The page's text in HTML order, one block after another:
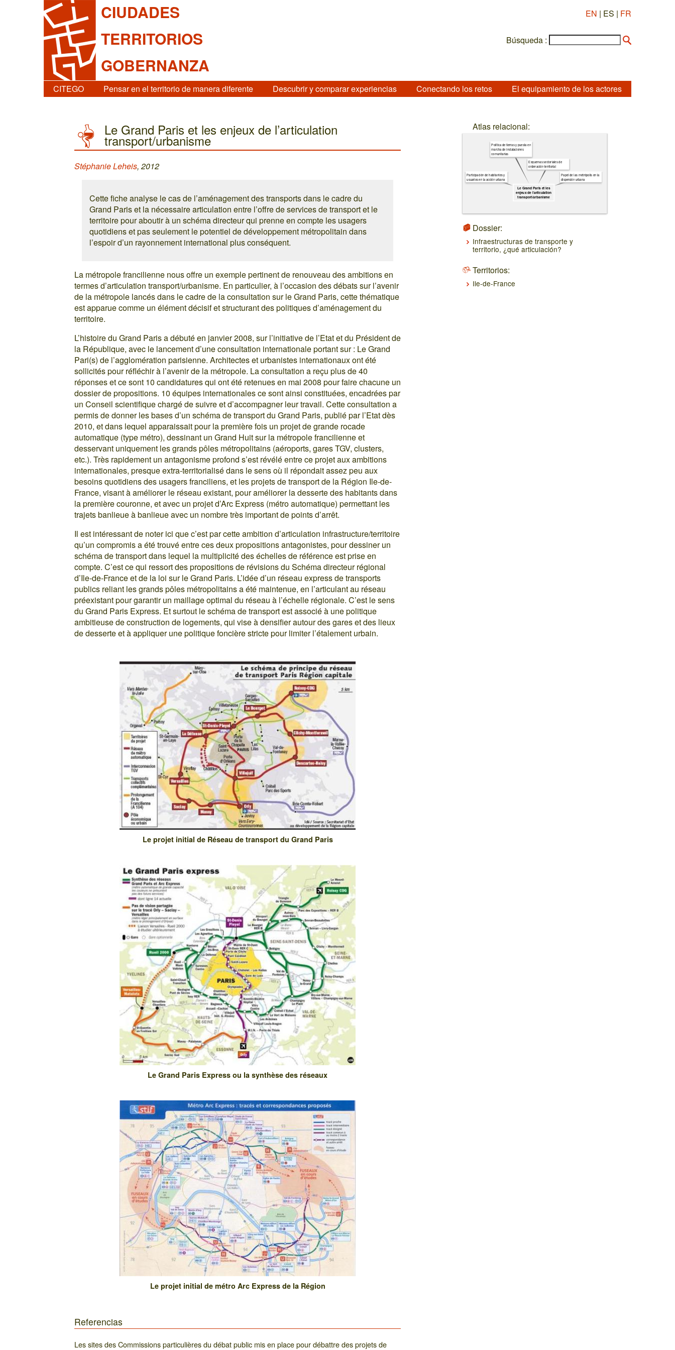
CIUDADES
TERRITORIOS
GOBERNANZA
EN | ES | FR
Búsqueda :
CITEGO Pensar en el territorio de manera diferente Descubrir y comparar experiencias Conectando los retos El equipamiento de los actores
Le Grand Paris et les enjeux de l’articulation
transport/urbanisme
Stéphanie Leheis, 2012
Cette fiche analyse le cas de l’aménagement des transports dans le cadre du
Grand Paris et la nécessaire articulation entre l’offre de services de transport et le
territoire pour aboutir à un schéma directeur qui prenne en compte les usagers
quotidiens et pas seulement le potentiel de développement métropolitain dans
l’espoir d’un rayonnement international plus conséquent.
La métropole francilienne nous offre un exemple pertinent de renouveau des ambitions en
termes d’articulation transport/urbanisme. En particulier, à l’occasion des débats sur l’avenir
de la métropole lancés dans le cadre de la consultation sur le Grand Paris, cette thématique
est apparue comme un élément décisif et structurant des politiques d’aménagement du
territoire.
L’histoire du Grand Paris a débuté en janvier 2008, sur l’initiative de l’Etat et du Président de
la République, avec le lancement d’une consultation internationale portant sur : Le Grand
Pari(s) de l’agglomération parisienne. Architectes et urbanistes internationaux ont été
sollicités pour réfléchir à l’avenir de la métropole. La consultation a reçu plus de 40
réponses et ce sont 10 candidatures qui ont été retenues en mai 2008 pour faire chacune un
dossier de propositions. 10 équipes internationales ce sont ainsi constituées, encadrées par
un Conseil scientifique chargé de suivre et d’accompagner leur travail. Cette consultation a
permis de donner les bases d’un schéma de transport du Grand Paris, publié par l’Etat dès
2010, et dans lequel apparaissait pour la première fois un projet de grande rocade
automatique (type métro), dessinant un Grand Huit sur la métropole francilienne et
desservant uniquement les grands pôles métropolitains (aéroports, gares TGV, clusters,
etc.). Très rapidement un antagonisme profond s’est révélé entre ce projet aux ambitions
internationales, presque extra-territorialisé dans le sens où il répondait assez peu aux
besoins quotidiens des usagers franciliens, et les projets de transport de la Région Ile-de-
France, visant à améliorer le réseau existant, pour améliorer la desserte des habitants dans
la première couronne, et avec un projet d’Arc Express (métro automatique) permettant les
trajets banlieue à banlieue avec un nombre très important de points d’arrêt.
Il est intéressant de noter ici que c’est par cette ambition d’articulation infrastructure/territoire
qu’un compromis a été trouvé entre ces deux propositions antagonistes, pour dessiner un
schéma de transport dans lequel la multiplicité des échelles de référence est prise en
compte. C’est ce qui ressort des propositions de révisions du Schéma directeur régional
d’Ile-de-France et de la loi sur le Grand Paris. L’idée d’un réseau express de transports
publics reliant les grands pôles métropolitains a été maintenue, en l’articulant au réseau
préexistant pour garantir un maillage optimal du réseau à l’échelle régionale. C’est le sens
du Grand Paris Express. Et surtout le schéma de transport est associé à une politique
ambitieuse de construction de logements, qui vise à densifier autour des gares et des lieux
de desserte et à appliquer une politique foncière stricte pour limiter l’étalement urbain.
Le projet initial de Réseau de transport du Grand Paris
Le Grand Paris Express ou la synthèse des réseaux
Le projet initial de métro Arc Express de la Région
Referencias
Les sites des Commissions particulières du débat public mis en place pour débattre des projets de
Atlas relacional:
Le Grand Paris et les
enjeux de l’articulation
transport/urbanisme
Papel de las metrópolis en la
dispersión urbana
Esquemas sectoriales de
ordenación territorial
Política de tierras y puesta en
marcha de instalaciones
comunitarias
Participación de habitantes y
usuarios en la acción urbana
Dossier:
Infraestructuras de transporte y
territorio, ¿qué articulación?
Territorios:
Ile-de-France